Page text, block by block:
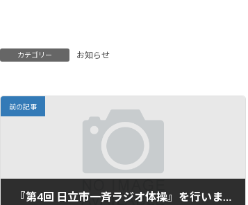
カテゴリー お知らせ
前の記事
『第4回 日立市一斉ラジオ体操』を行いました。